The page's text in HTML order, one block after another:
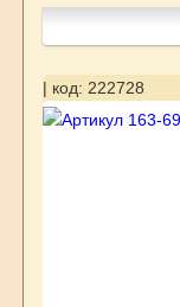
| код: 222728